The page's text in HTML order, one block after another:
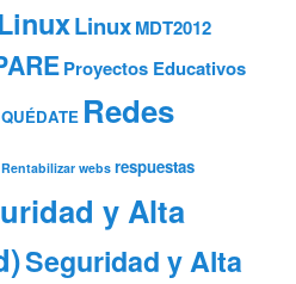
LinuxMDT2012
Proyectos Educativos
QUÉDATE Redes
Rentabilizar webs respuestas
y Alta
Seguridad y Alta